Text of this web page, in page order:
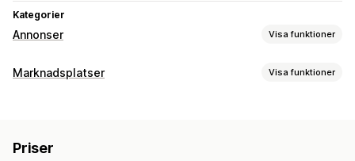
Kategorier
Annonser Visa funktioner
Målinriktning
Återmarknadsföring
Marknadsplatser Visa funktioner
Produktsynkronisering
Priser